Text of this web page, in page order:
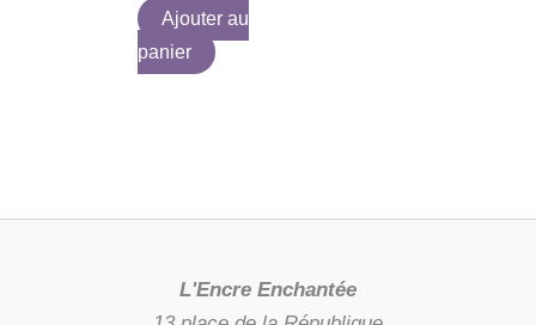
Ajouter au
panier
L'Encre Enchantée